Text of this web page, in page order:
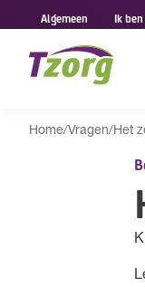
Algemeen Ik
Home/Vragen/Het